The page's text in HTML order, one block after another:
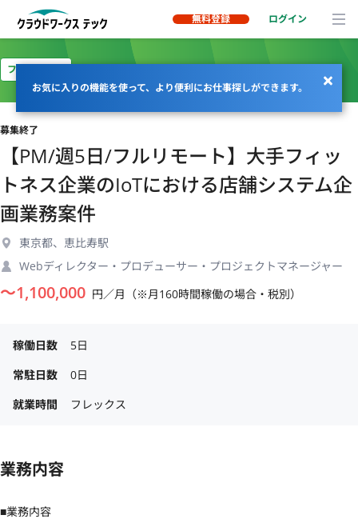
無料登録 ログイン
お気に入りの機能を使って、より便利にお仕事探しができます。
フルリモート
募集終了
【PM/週5日/フルリモート】大手フィッ
トネス企業のIoTにおける店舗システム企
画業務案件
東京都、恵比寿駅
Webディレクター・プロデューサー・プロジェクトマネージャー
〜1,100,000 円／月（※月160時間稼働の場合・税別）
稼働日数
5日
常駐日数
0日
就業時間
フレックス
業務内容
■業務内容